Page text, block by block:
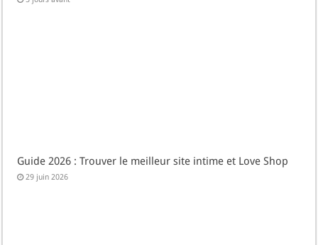
Guide 2026 : Trouver le meilleur site intime et Love Shop
29 juin 2026